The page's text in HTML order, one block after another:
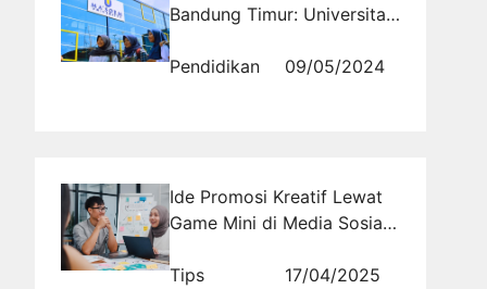
Bandung Timur: Universitas
Pendidikan
09/05/2024
Ide Promosi Kreatif Lewat
Game Mini di Media Sosial
Tips
17/04/2025